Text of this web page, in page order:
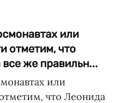
или
отметим, что
же правильн...
или
что Леонида